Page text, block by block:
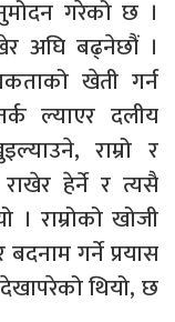
गरेको छ ।
अघि बढ्नेछौं ।
खेती गर्न
ल्याएर दलीय
राम्रो र
हेर्ने र त्यसै
राम्रोको खोजी
बदनाम गर्ने प्रयास
देखापरेको थियो, छ